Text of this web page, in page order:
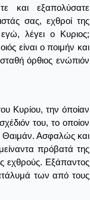
και εξαπολύσατε
σας, εχθροί της
λέγει ο Κυριος;
είναι ο ποιμήν και
όρθιος ενώπιόν
Κυρίου, την όποίαν
του, το οποίον
Θαιμάν. Ασφαλώς και
πρόβατά της
εχθρούς. Εξάπαντος
των από τους